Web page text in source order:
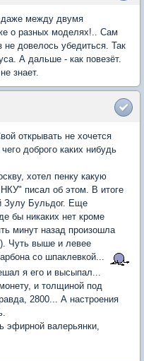
между двумя
о разных моделях!.. Сам
довелось убедиться. Так
А дальше - как повезёт.
никто не знает.
открывать не хочется
доброго каких нибудь
хотел пенку какую
писал об этом. В итоге
Зулу Бульдог. Еще
бы никаких нет кроме
минут назад произошла
Чуть выше и левее
со шпаклевкой...
я его и высыпал...
и толщиной под
2800... А настроения
эфирной валерьянки,